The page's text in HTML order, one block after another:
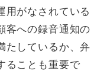
用がなされている
客への録音通知の
たしているか、弁
ることも重要で